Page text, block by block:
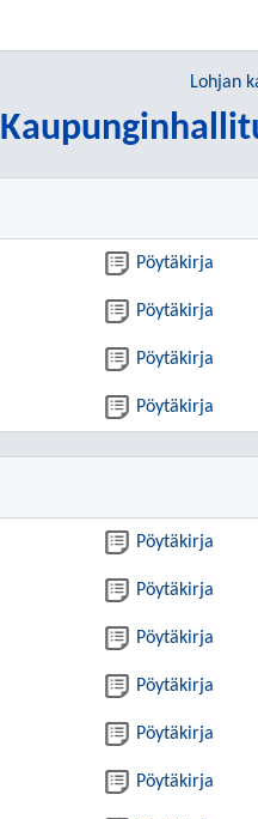
Lohjan
Pöytäkirja
Pöytäkirja
Pöytäkirja
Pöytäkirja
Pöytäkirja
Pöytäkirja
Pöytäkirja
Pöytäkirja
Pöytäkirja
Pöytäkirja